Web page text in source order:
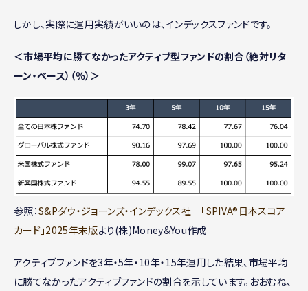
しかし、実際に運用実績がいいのは、インデックスファンドです。
＜市場平均に勝てなかったアクティブ型ファンドの割合（絶対リタ
ーン・ベース）（％）＞
参照：S&Pダウ・ジョーンズ・インデックス社 「SPIVA®日本スコア
カード」2025年末版より(株)Money&You作成
アクティブファンドを3年・5年・10年・15年運用した結果、市場平均
に勝てなかったアクティブファンドの割合を示しています。おおむね、